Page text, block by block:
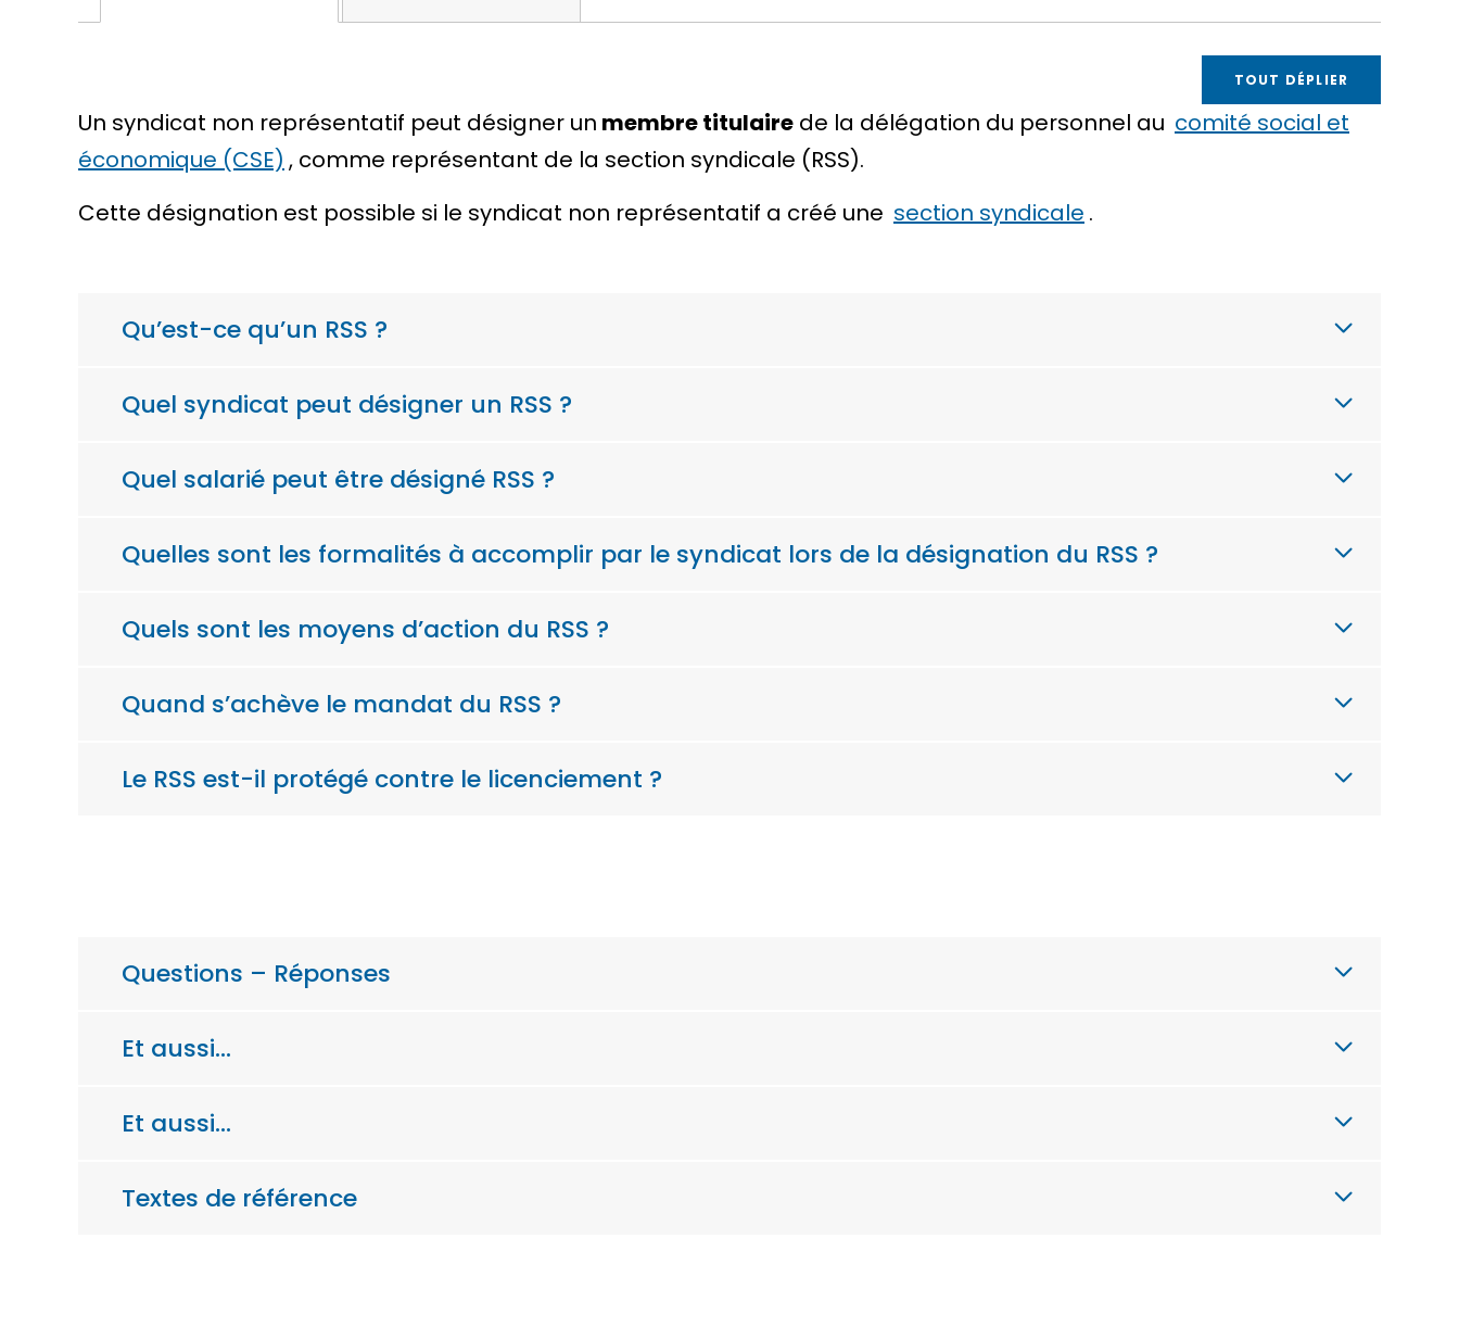
TOUT DÉPLIER
Un syndicat non représentatif peut désigner un membre titulaire de la délégation du personnel au comité social et
économique (CSE) , comme représentant de la section syndicale (RSS).
Cette désignation est possible si le syndicat non représentatif a créé une section syndicale .
Qu’est-ce qu’un RSS ?
Quel syndicat peut désigner un RSS ?
Quel salarié peut être désigné RSS ?
Quelles sont les formalités à accomplir par le syndicat lors de la désignation du RSS ?
Quels sont les moyens d’action du RSS ?
Quand s’achève le mandat du RSS ?
Le RSS est-il protégé contre le licenciement ?
Questions – Réponses
Et aussi…
Et aussi…
Textes de référence